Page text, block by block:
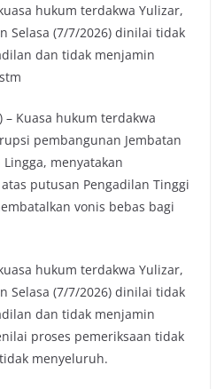
hukum terdakwa Yulizar,
Selasa (7/7/2026) dinilai tidak
dan tidak menjamin
– Kuasa hukum terdakwa
pembangunan Jembatan
menyatakan
putusan Pengadilan Tinggi
vonis bebas bagi
hukum terdakwa Yulizar,
Selasa (7/7/2026) dinilai tidak
dan tidak menjamin
proses pemeriksaan tidak
menyeluruh.